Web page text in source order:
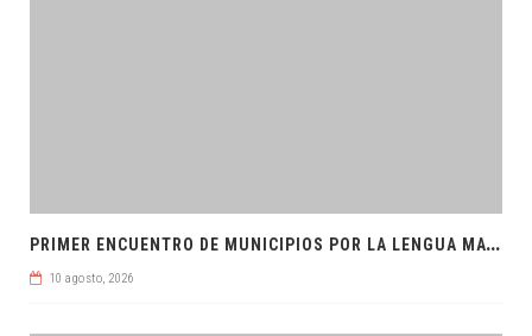
P
RIMER ENCUENTRO DE MUNICIPIOS POR LA LENGUA MAYA
10 agosto, 2026